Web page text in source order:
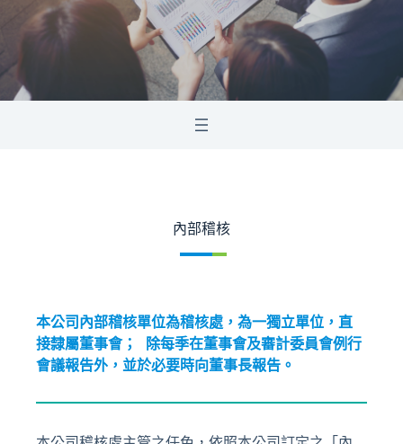
內部稽核
本公司內部稽核單位為稽核處，為一獨立單位，直
接隸屬董事會； 除每季在董事會及審計委員會例行
會議報告外，並於必要時向董事長報告。